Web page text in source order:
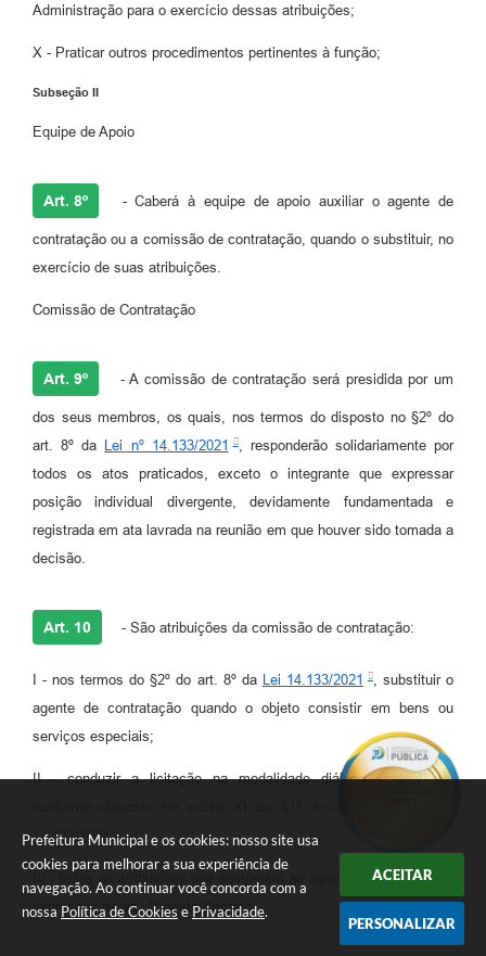
Prefeitura Municipal e os cookies: nosso site usa
cookies para melhorar a sua experiência de
navegação. Ao continuar você concorda com a
nossa Política de Cookies e Privacidade.
ACEITAR
PERSONALIZAR
Administração para o exercício dessas atribuições;
X - Praticar outros procedimentos pertinentes à função;
Subseção II
Equipe de Apoio
Art. 8º - Caberá à equipe de apoio auxiliar o agente de
contratação ou a comissão de contratação, quando o substituir, no
exercício de suas atribuições.
Comissão de Contratação
Art. 9º - A comissão de contratação será presidida por um
dos seus membros, os quais, nos termos do disposto no §2º do
art. 8º da
Lei nº 14.133/2021
, responderão solidariamente por
todos os atos praticados, exceto o integrante que expressar
posição individual divergente, devidamente fundamentada e
registrada em ata lavrada na reunião em que houver sido tomada a
decisão.
Art. 10 - São atribuições da comissão de contratação:
I - nos termos do §2º do art. 8º da Lei 14.133/2021
, substituir o
agente de contratação quando o objeto consistir em bens ou
serviços especiais;
II - conduzir a licitação na modalidade diálogo competitivo,
14.133/2021
;
III - todas as atribuições que competem ao agente de contratação,
expressas no art. 7º deste Decreto.